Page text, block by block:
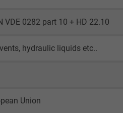
on how the
VDE 0282 part 10 + HD 22.10
hydraulic liquids etc..
Union